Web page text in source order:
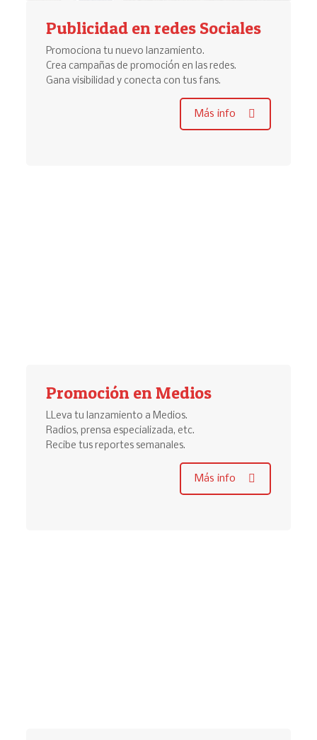
Publicidad en redes Sociales
Promociona tu nuevo lanzamiento.
Crea campañas de promoción en las redes.
Gana visibilidad y conecta con tus fans.
Más info
Promoción en Medios
LLeva tu lanzamiento a Medios.
Radios, prensa especializada, etc.
Recibe tus reportes semanales.
Más info